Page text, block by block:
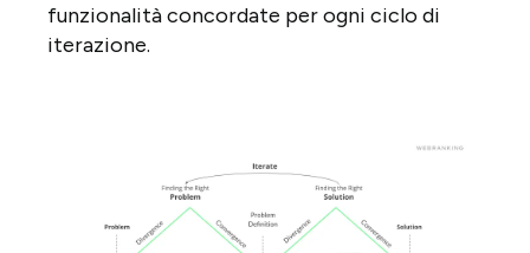
funzionalità concordate per ogni ciclo di
iterazione.